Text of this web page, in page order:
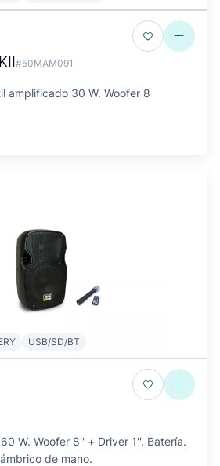
#50MAM091
amplificado 30 W. Woofer 8
USB/SD/BT
W. Woofer 8'' + Driver 1''. Batería.
de mano.